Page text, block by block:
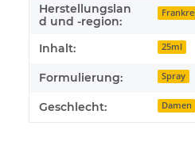
Herstellungslan
d und -region:
Inhalt: 25ml
Formulierung: Spray
Geschlecht: Damen